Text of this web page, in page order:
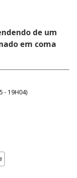
de um
em coma
- 19H04)